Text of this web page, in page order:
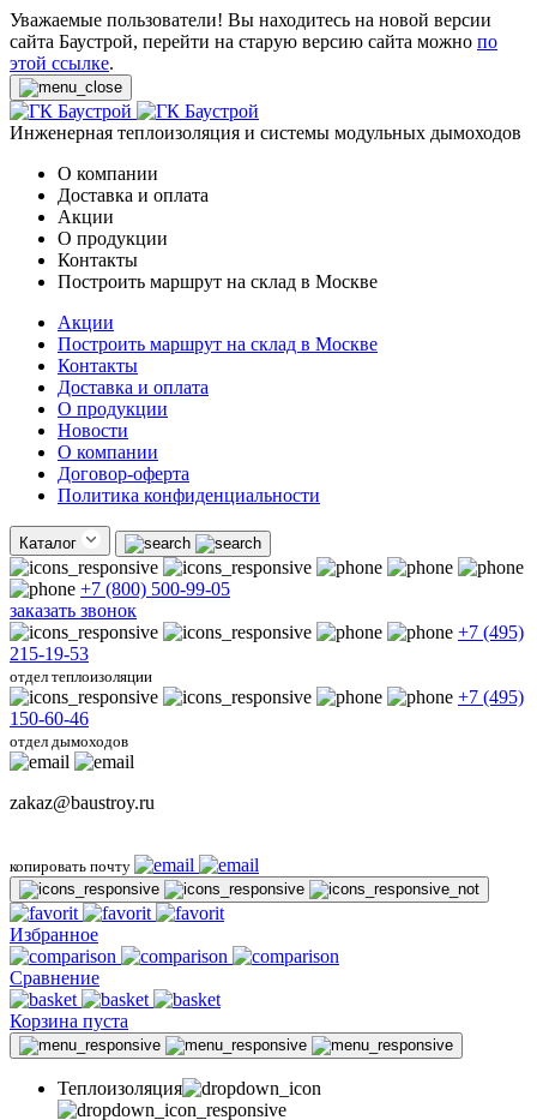
Уважаемые пользователи! Вы находитесь на новой версии
сайта Баустрой, перейти на старую версию сайта можно по
этой ссылке.
Инженерная теплоизоляция и системы модульных дымоходов
О компании
Доставка и оплата
Акции
О продукции
Контакты
Построить маршрут на склад в Москве
Акции
Построить маршрут на склад в Москве
Контакты
Доставка и оплата
О продукции
Новости
О компании
Договор-оферта
Политика конфиденциальности
Каталог
+7 (800) 500-99-05
заказать звонок
+7 (495)
215-19-53
отдел теплоизоляции
+7 (495)
150-60-46
отдел дымоходов
zakaz@baustroy.ru
копировать почту
Избранное
Сравнение
Корзина пуста
Теплоизоляция